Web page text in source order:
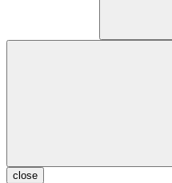
close